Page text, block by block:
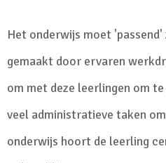
Het onderwijs moet
gemaakt door ervaren
om met deze leerlingen om
veel administratieve taken
onderwijs hoort de leerling